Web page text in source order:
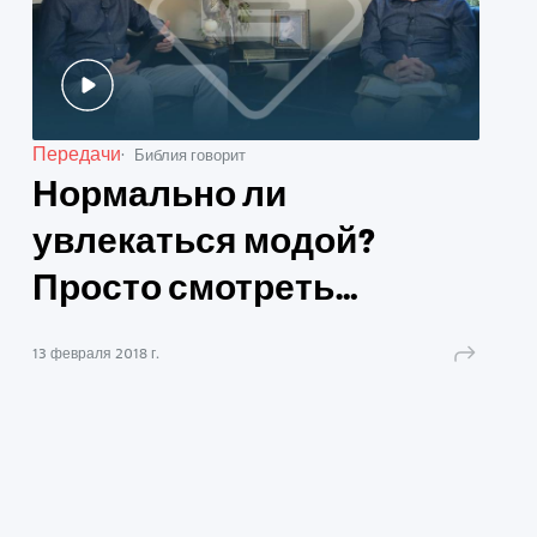
Передачи Библия говорит
Нормально ли
увлекаться модой?
Просто смотреть
13 февраля 2018 г.